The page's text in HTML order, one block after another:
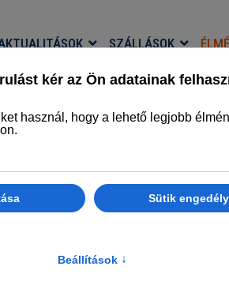
SZÁLLÁSOK
első
Élmények Horgászmúzeum